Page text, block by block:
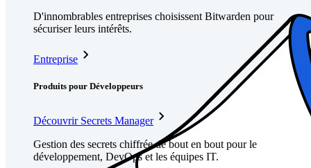
D'innombrables entreprises choisissent Bitwarden pour
sécuriser leurs intérêts.
Entreprise
Produits pour Développeurs
Découvrir Secrets Manager
Gestion des secrets chiffrée de bout en bout pour le
développement, DevOps et les équipes IT.